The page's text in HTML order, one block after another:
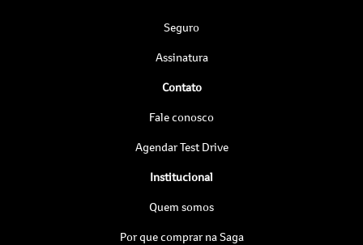
Seguro
Assinatura
Contato
Fale conosco
Agendar Test Drive
Institucional
Quem somos
Por que comprar na Saga